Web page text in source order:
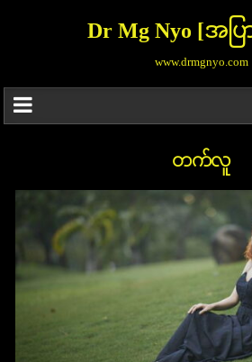
Dr Mg Nyo [အပ
www.drmgnyo.com
တက်လူ